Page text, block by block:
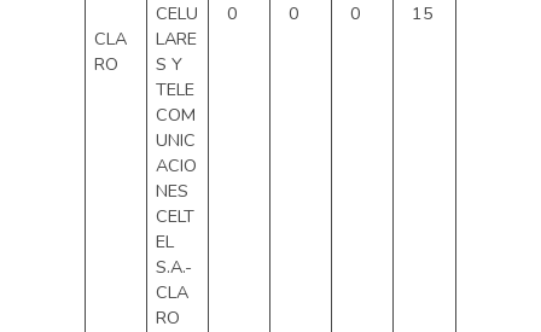
CLA
RO
CELU
LARE
S Y
TELE
COM
UNIC
ACIO
NES
CELT
EL
S.A.-
CLA
RO
0 0 0 15